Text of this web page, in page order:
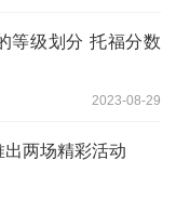
等级划分 托福分数
2023-08-29
两场精彩活动